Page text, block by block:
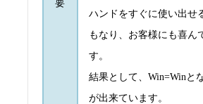
要
ハンドをすぐに使い出せ
もなり、お客様にも喜ん
す。
結果として、Win=Winと
が出来ています。